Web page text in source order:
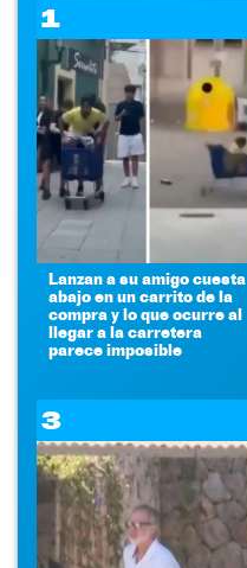
1
Lanzan a su amigo cuesta
abajo en un carrito de la
compra y lo que ocurre al
llegar a la carretera
parece imposible
3